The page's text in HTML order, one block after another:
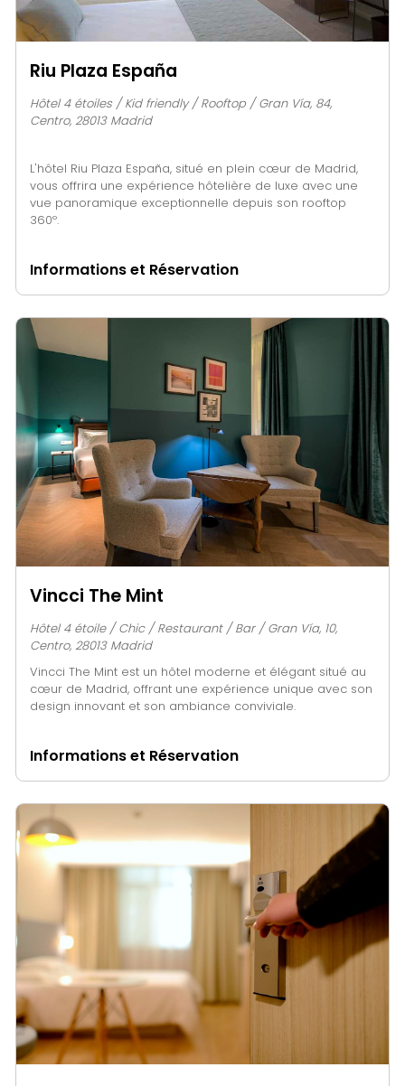
Riu Plaza España
Hôtel 4 étoiles / Kid friendly / Rooftop / Gran Vía, 84,
Centro, 28013 Madrid
L'hôtel Riu Plaza España, situé en plein cœur de Madrid,
vous offrira une expérience hôtelière de luxe avec une
vue panoramique exceptionnelle depuis son rooftop
360º.
Informations et Réservation
Vincci The Mint
Hôtel 4 étoile / Chic / Restaurant / Bar / Gran Vía, 10,
Centro, 28013 Madrid
Vincci The Mint est un hôtel moderne et élégant situé au
cœur de Madrid, offrant une expérience unique avec son
design innovant et son ambiance conviviale.
Informations et Réservation